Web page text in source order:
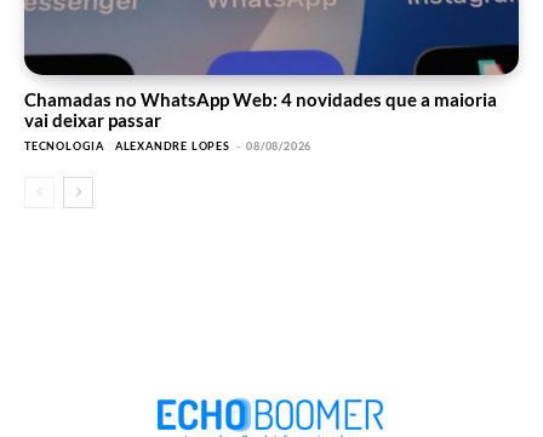
Chamadas no WhatsApp Web: 4 novidades que a maioria
vai deixar passar
TECNOLOGIA ALEXANDRE LOPES - 08/08/2026